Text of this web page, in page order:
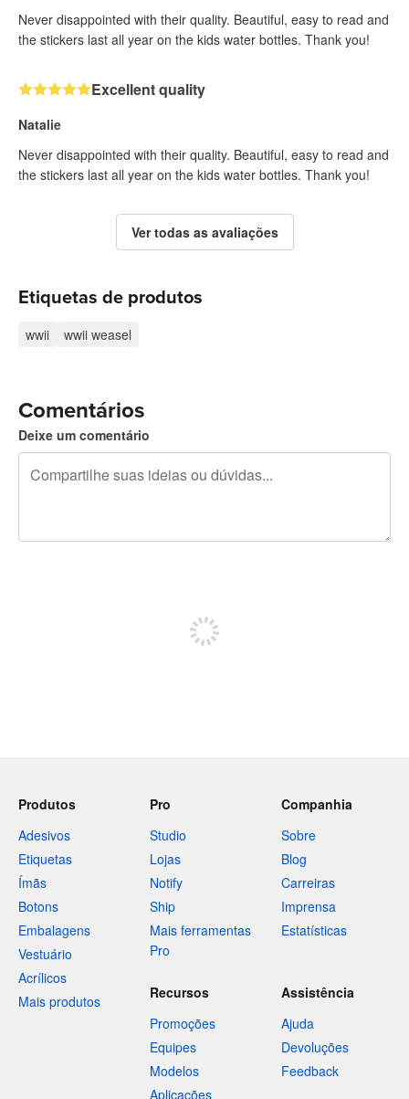
Never disappointed with their quality. Beautiful, easy to read and
the stickers last all year on the kids water bottles. Thank you!
Excellent quality
Natalie
Never disappointed with their quality. Beautiful, easy to read and
the stickers last all year on the kids water bottles. Thank you!
Ver todas as avaliações
Etiquetas de produtos
wwii wwii weasel
Comentários
Deixe um comentário
Produtos
Adesivos
Etiquetas
Ímãs
Botons
Embalagens
Vestuário
Acrílicos
Mais produtos
Pro
Studio
Lojas
Notify
Ship
Mais ferramentas
Pro
Companhia
Sobre
Blog
Carreiras
Imprensa
Estatísticas
Recursos
Promoções
Equipes
Modelos
Aplicações
Assistência
Ajuda
Devoluções
Feedback